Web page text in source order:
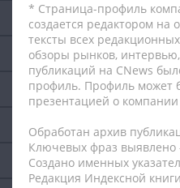
* Страница-профиль
создается редактором
тексты всех
обзоры рынков,
публикаций на CNews
профиль. Профиль может
презентацией о компании
Обработан архив
Ключевых фраз выявлено
Создано именных
Редакция Индексной